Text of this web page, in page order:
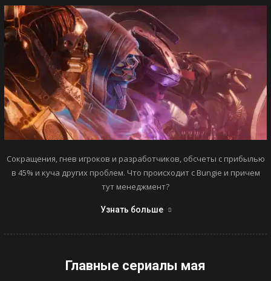
Сокращения, гнев игроков и разработчиков, обсчеты с прибылью
в 45% и куча других проблем. Что происходит с Bungie и причем
тут менеджмент?
Узнать больше
Главные сериалы мая